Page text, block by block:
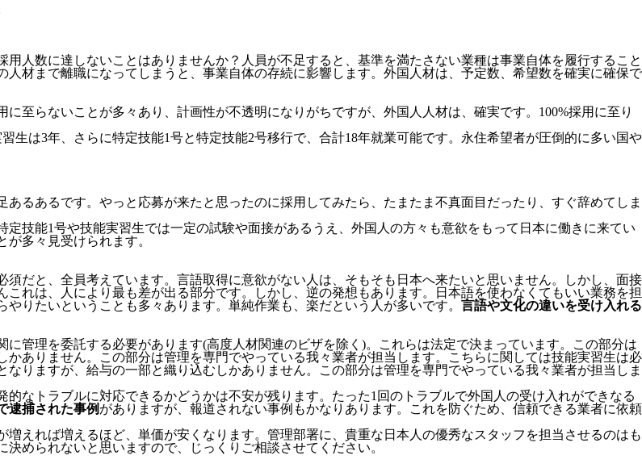
人数に達しないことはありませんか？人員が不足すると、基準を満たさない業種は事業自体を履行すること
材まで離職になってしまうと、事業自体の存続に影響します。 外国人材は、予定数、希望数を確実に確保で
至らないことが多々あり、計画性が不透明になりがちですが、外国人人材は、確実です。100%採用に至り
生は3年、さらに特定技能1号と特定技能2号移行で、合計18年就業可能です。永住希望者が圧倒的に多い国や
るあるです。やっと応募が来たと思ったのに採用してみたら、たまたま不真面目だったり、すぐ辞めてしま
技能1号や技能実習生では一定の試験や面接があるうえ、外国人の方々も意欲をもって日本に働きに来てい
多々見受けられます。
だと、全員考えています。言語取得に意欲がない人は、そもそも日本へ来たいと思いません。しかし、面接
これは、人により最も差が出る部分です。しかし、逆の発想もあります。日本語を使わなくてもいい業務を担
りたいということも多々あります。単純作業も、楽だという人が多いです。 言語や文化の違いを受け入れる
に管理を委託する必要があります(高度人材関連のビザを除く)。これらは法定で決まっています。この部分は
ありません。この部分は管理を専門でやっている我々業者が担当します。こちらに関しては技能実習生は必
りますが、給与の一部と織り込むしかありません。この部分は管理を専門でやっている我々業者が担当しま
なトラブルに対応できるかどうかは不安が残ります。たった1回のトラブルで外国人の受け入れができなる
逮捕された事例 がありますが、報道されない事例もかなりあります。これを防ぐため、信頼できる業者に依頼
えれば増えるほど、単価が安くなります。管理部署に、貴重な日本人の優秀なスタッフを担当させるのはも
められないと思いますので、じっくりご相談させてください。